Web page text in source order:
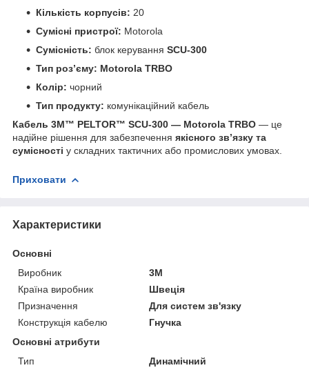
Кількість корпусів: 20
Сумісні пристрої: Motorola
Сумісність: блок керування SCU-300
Тип роз’єму: Motorola TRBO
Колір: чорний
Тип продукту: комунікаційний кабель
Кабель 3M™ PELTOR™ SCU-300 — Motorola TRBO — це
надійне рішення для забезпечення якісного зв’язку та
сумісності у складних тактичних або промислових умовах.
Приховати
Характеристики
Основні
Виробник
3М
Країна виробник
Швеція
Призначення
Для систем зв'язку
Конструкція кабелю
Гнучка
Основні атрибути
Тип
Динамічний